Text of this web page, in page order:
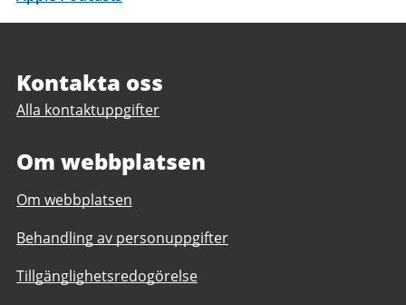
Kontakta oss
Alla kontaktuppgifter
Om webbplatsen
Om webbplatsen
Behandling av personuppgifter
Tillgänglighetsredogörelse